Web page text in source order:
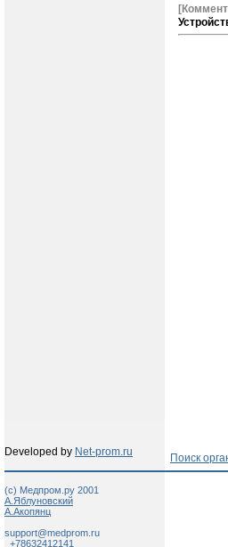
Developed by Net-prom.ru Поиск
(c) Медпром.ру 2001
А.Яблуновский
А.Акопянц
support@medprom.ru
+78632412141